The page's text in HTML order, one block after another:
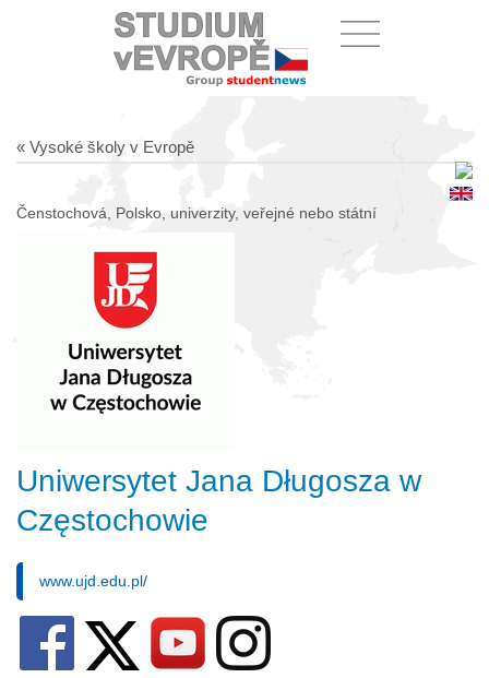
« Vysoké školy v Evropě
Čenstochová, Polsko, univerzity, veřejné nebo státní
Uniwersytet Jana Długosza w
Częstochowie
www.ujd.edu.pl/